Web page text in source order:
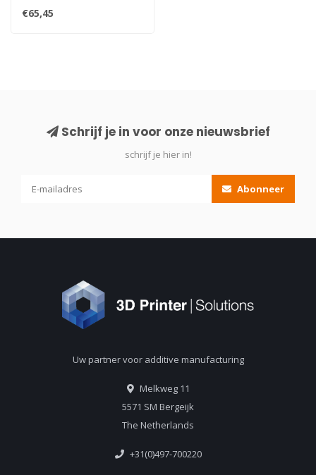
€65,45
Schrijf je in voor onze nieuwsbrief
schrijf je hier in!
Abonneer
Uw partner voor additive manufacturing
Melkweg 11
5571 SM Bergeijk
The Netherlands
+31(0)497-700220